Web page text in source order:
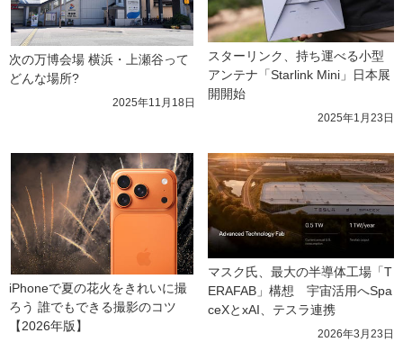
次の万博会場 横浜・上瀬谷って
どんな場所?
2025年11月18日
スターリンク、持ち運べる小型
アンテナ「Starlink Mini」日本展
開開始
2025年1月23日
iPhoneで夏の花火をきれいに撮
ろう 誰でもできる撮影のコツ
【2026年版】
マスク氏、最大の半導体工場「T
ERAFAB」構想　宇宙活用へSpa
ceXとxAI、テスラ連携
2026年3月23日